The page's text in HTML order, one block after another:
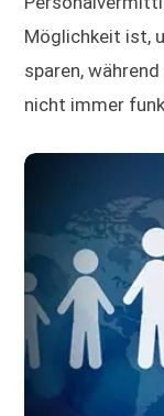
Möglichkeit ist,
sparen,
nicht immer